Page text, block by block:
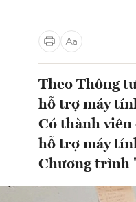
Theo Thông
hỗ trợ máy
Có thành
hỗ trợ máy
Chương trình